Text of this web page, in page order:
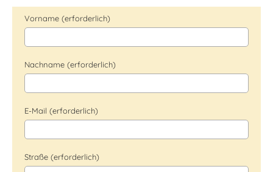
Vorname (erforderlich)
Nachname (erforderlich)
E-Mail (erforderlich)
Straße (erforderlich)